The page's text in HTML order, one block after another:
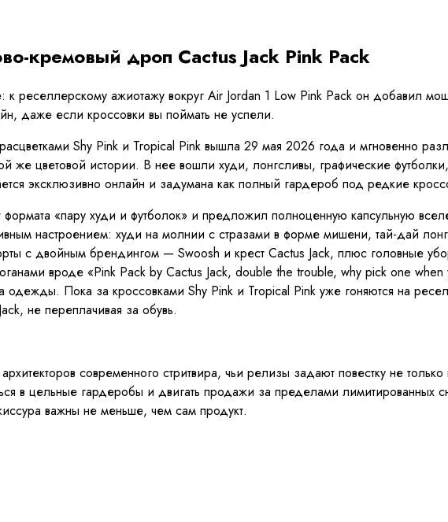
кремовый дроп Cactus Jack Pink Pack
к реселлерскому ажиотажу вокруг Air Jordan 1 Low Pink Pack он добавил
даже если кроссовки вы поймать не успели.
Shy Pink и Tropical Pink вышла 29 мая 2026 года и мгновенно
же цветовой истории. В нее вошли худи, лонгсливы, графические
эксклюзивно онлайн и задумана как полный гардероб под редкие
«пару худи и футболок» и предложил полноценную капсульную
настроением: худи на молнии с стразами в форме мишени, тай-дай
с двойным брендингом — Swoosh и крест Cactus Jack, плюс головные
вроде «Pink Pack by Cactus Jack, double the trouble, why pick one
одежды. Пока за кроссовками Shy Pink и Tropical Pink уже гоняются на
не переплачивая за обувь.
современного стритвира, чьи релизы задают повестку не
в цельные гардеробы и двигать продажи за пределами лимитированных
важны не меньше, чем сам продукт.